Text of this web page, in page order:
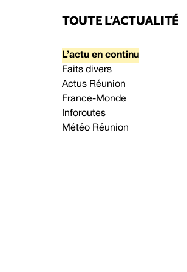
TOUTE L’ACTUALITÉ
L’actu en continu
Faits divers
Actus Réunion
France-Monde
Inforoutes
Météo Réunion